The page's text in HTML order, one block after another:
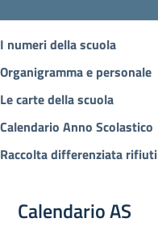
I numeri della scuola
Organigramma e personale
Le carte della scuola
Calendario Anno Scolastico
Raccolta differenziata rifiuti
Calendario AS